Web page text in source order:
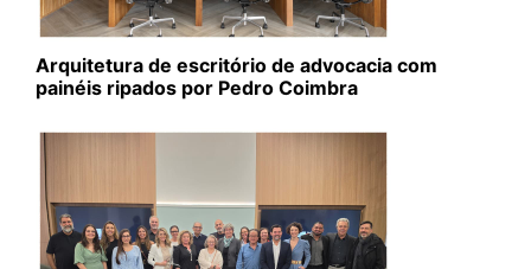
Arquitetura de escritório de advocacia com
painéis ripados por Pedro Coimbra